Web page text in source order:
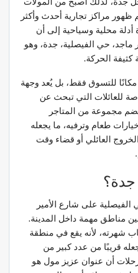
مراكز تجارية أحدث وأكثر
محلية وسياحية إلى أن
ماجد، حي الفيصلية، جدة، وهو
كثيفة الحركة.
للتسوق فقط، بل يُعد وجهة
للعائلات التي تبحث عن
مجموعة من المتاجر
طعام وترفيه، ما يجعله
العائلي أو قضاء وقت
جدة؟
على شارع الأمير
مناطق مهمة داخل المدينة.
شهرته، لأنه يقع في منطقة
قريبًا من عدد كبير من
أن عنوان عزيز مول هو